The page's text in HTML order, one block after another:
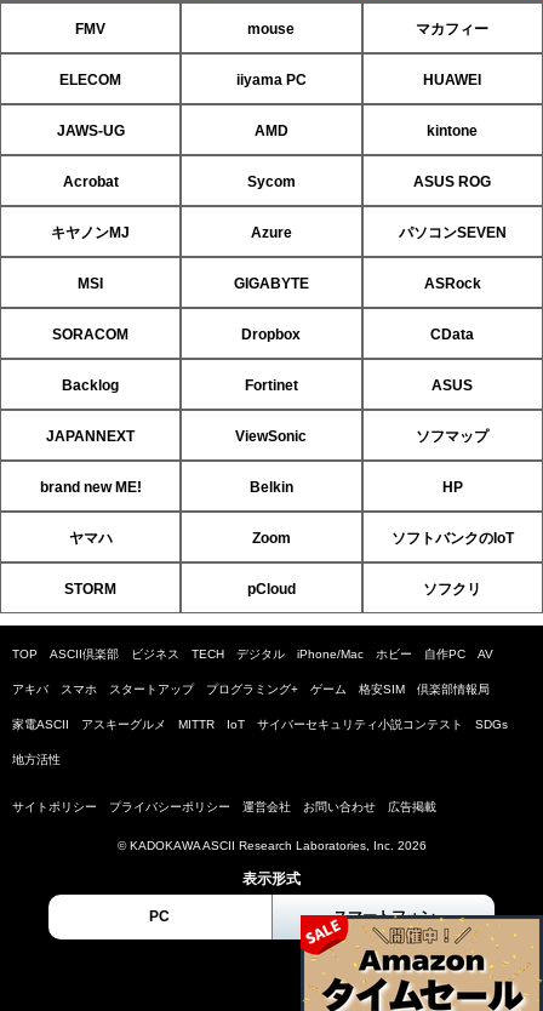
FMV mouse マカフィー
ELECOM iiyama PC HUAWEI
JAWS-UG AMD kintone
Acrobat Sycom ASUS ROG
キヤノンMJ Azure パソコンSEVEN
MSI GIGABYTE ASRock
SORACOM Dropbox CData
Backlog Fortinet ASUS
JAPANNEXT ViewSonic ソフマップ
brand new ME! Belkin HP
ヤマハ Zoom ソフトバンクのIoT
STORM pCloud ソフクリ
TOP ASCII倶楽部 ビジネス TECH デジタル iPhone/Mac ホビー 自作PC AV
アキバ スマホ スタートアップ プログラミング+ ゲーム 格安SIM 倶楽部情報局
家電ASCII アスキーグルメ MITTR IoT サイバーセキュリティ小説コンテスト SDGs
地方活性
サイトポリシー プライバシーポリシー 運営会社 お問い合わせ 広告掲載
© KADOKAWA ASCII Research Laboratories, Inc. 2026
表示形式
PC スマートフォン